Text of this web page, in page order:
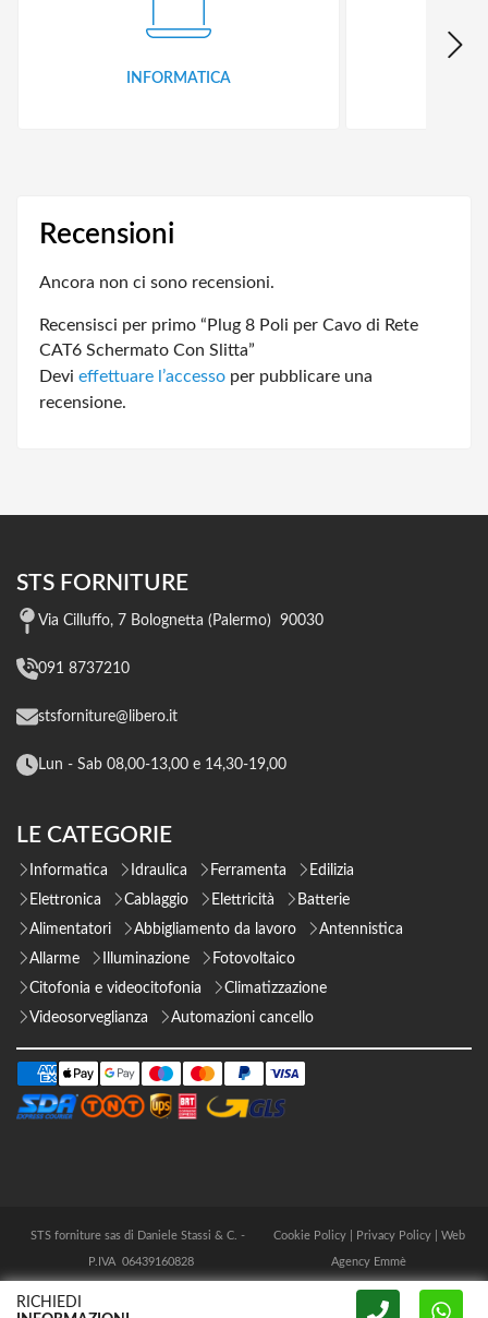
INFORMATICA
Recensioni
Ancora non ci sono recensioni.
Recensisci per primo “Plug 8 Poli per Cavo di Rete
CAT6 Schermato Con Slitta”
Devi effettuare l’accesso per pubblicare una
recensione.
STS FORNITURE
Via Cilluffo, 7 Bolognetta (Palermo) 90030
091 8737210
stsforniture@libero.it
Lun - Sab 08,00-13,00 e 14,30-19,00
LE CATEGORIE
Informatica Idraulica Ferramenta
Edilizia
Elettronica
Cablaggio Elettricità
Batterie
Alimentatori
Abbigliamento da lavoro
Antennistica
Allarme
Illuminazione
Fotovoltaico
Citofonia e videocitofonia
Climatizzazione
Videosorveglianza
Automazioni cancello
STS forniture sas di Daniele Stassi & C. -
P.IVA 06439160828
Cookie Policy| Privacy Policy| Web
Agency Emmè
RICHIEDI